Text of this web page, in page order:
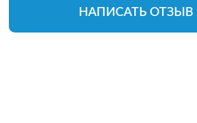
НАПИСАТЬ ОТЗЫВ